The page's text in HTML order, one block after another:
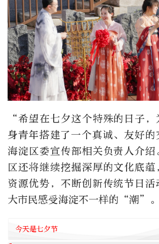
“希望在七夕这个特殊的日子
身青年搭建了一个真诚、友好的
海淀区委宣传部相关负责人介绍
区还将继续挖掘深厚的文化底蕴
资源优势，不断创新传统节日活
大市民感受海淀不一样的“潮”。
今天是七夕节